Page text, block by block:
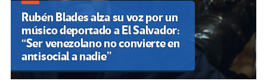
Rubén Blades alza su voz por un
músico deportado a El Salvador:
“Ser venezolano no convierte en
antisocial a nadie”